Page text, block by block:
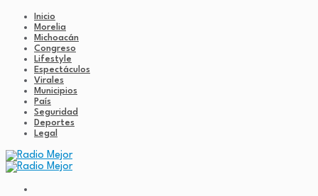
Inicio
Morelia
Michoacán
Congreso
Lifestyle
Espectáculos
Virales
Municipios
País
Seguridad
Deportes
Legal